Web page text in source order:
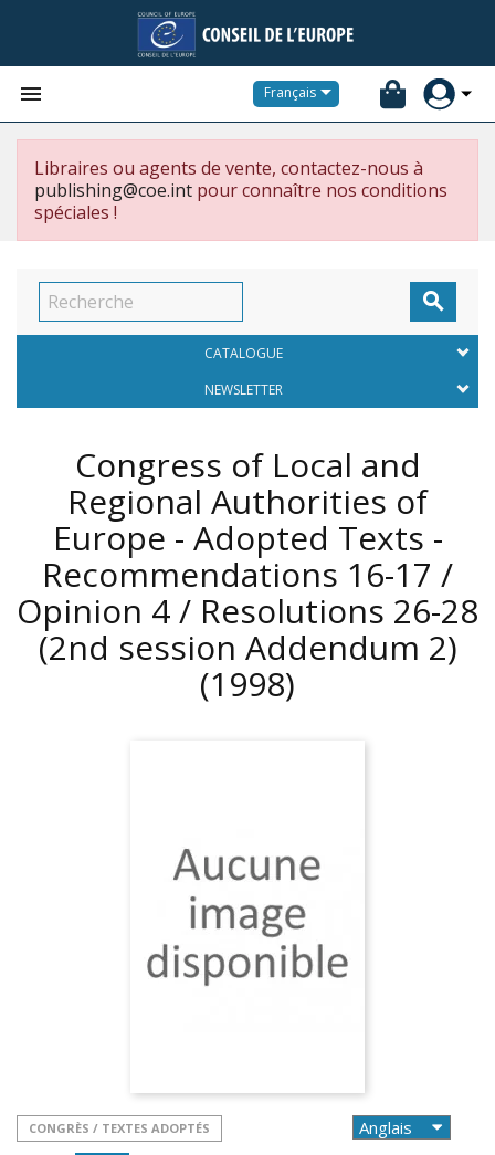
 Français
Libraires ou agents de vente, contactez-nous à
publishing@coe.int pour connaître nos conditions
spéciales !

CATALOGUE
NEWSLETTER
Congress of Local and
Regional Authorities of
Europe - Adopted Texts -
Recommendations 16-17 /
Opinion 4 / Resolutions 26-28
(2nd session Addendum 2)
(1998)
CONGRÈS / TEXTES ADOPTÉS